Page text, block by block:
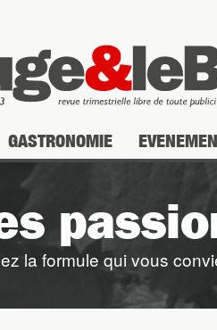
GASTRONOMIE
la formule qui vous